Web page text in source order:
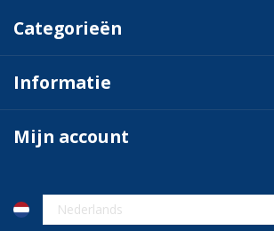
Categorieën
Informatie
Mijn account